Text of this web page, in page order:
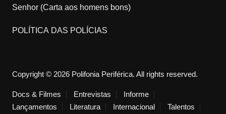
Senhor (Carta aos homens bons)
POLÍTICA DAS POLÍCIAS
Copyright © 2026 Polifonia Periférica. All rights reserved.
Docs & Filmes Entrevistas
Informe
Lançamentos
Literatura Internacional Talentos